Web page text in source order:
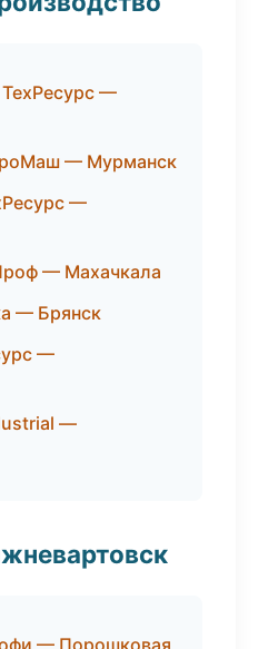
—
— Мурманск
—
— Махачкала
— Брянск
—
—
— Порошковая